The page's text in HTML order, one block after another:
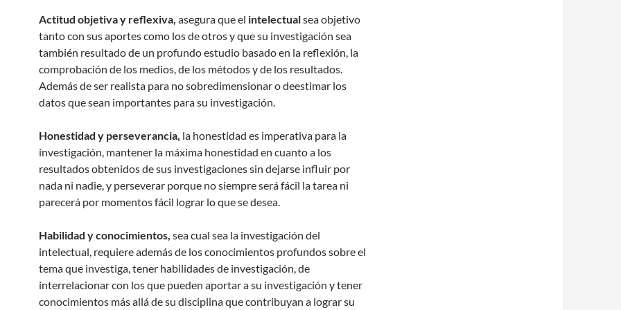
Actitud objetiva y reflexiva, asegura que el intelectualsea objetivo
tanto con sus aportes como los de otros y que su investigación sea
también resultado de un profundo estudio basado en la reflexión, la
comprobación de los medios, de los métodos y de los resultados.
Además de ser realista para no sobredimensionar o deestimar los
datos que sean importantes para su investigación.
Honestidad y perseverancia, la honestidad es imperativa para la
investigación, mantener la máxima honestidad en cuanto a los
resultados obtenidos de sus investigaciones sin dejarse influir por
nada ni nadie, y perseverar porque no siempre será fácil la tarea ni
parecerá por momentos fácil lograr lo que se desea.
Habilidad y conocimientos, sea cual sea la investigación del
intelectual, requiere además de los conocimientos profundos sobre el
tema que investiga, tener habilidades de investigación, de
interrelacionar con los que pueden aportar a su investigación y tener
conocimientos más allá de su disciplina que contribuyan a lograr su